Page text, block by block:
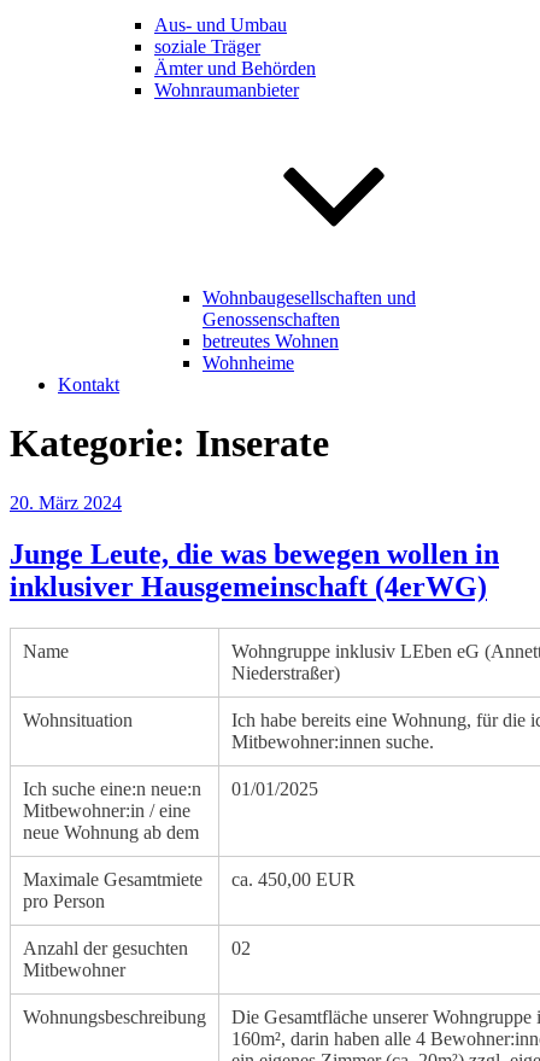
Aus- und Umbau
soziale Träger
Ämter und Behörden
Wohnraumanbieter
Wohnbaugesellschaften und
Genossenschaften
betreutes Wohnen
Wohnheime
Kontakt
Kategorie: Inserate
Veröffentlicht
20. März 2024
Junge Leute, die was bewegen wollen in
inklusiver Hausgemeinschaft (4erWG)
Name
Wohngruppe inklusiv LEben eG
Niederstraßer)
Wohnsituation
Ich habe bereits eine Wohnung, für die
Mitbewohner:innen suche.
Ich suche eine:n neue:n
Mitbewohner:in / eine
neue Wohnung ab dem
01/01/2025
Maximale Gesamtmiete
pro Person
ca. 450,00 EUR
Anzahl der gesuchten
Mitbewohner
02
Wohnungsbeschreibung
Die Gesamtfläche unserer Wohngruppe
160m², darin haben alle 4